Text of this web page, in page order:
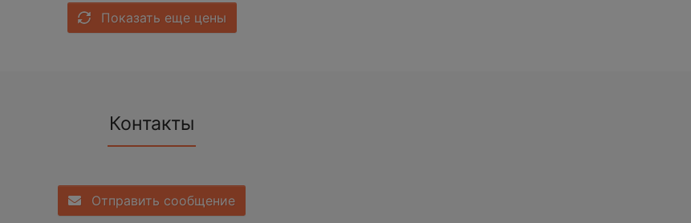
Показать еще цены
Контакты
Отправить сообщение